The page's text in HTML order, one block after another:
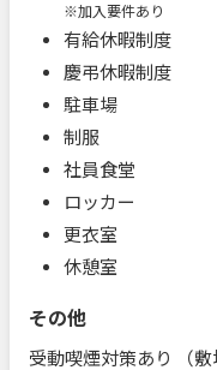
※加入要件あり
有給休暇制度
慶弔休暇制度
駐車場
制服
社員食堂
ロッカー
更衣室
休憩室
その他
受動喫煙対策あり （敷